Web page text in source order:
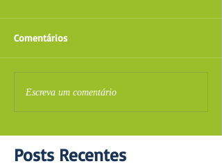
Comentários
Escreva um comentário
Posts Recentes